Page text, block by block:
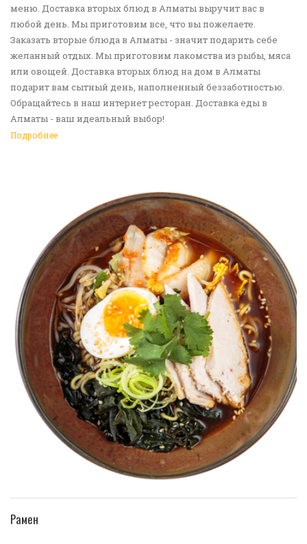
меню. Доставка вторых блюд в Алматы выручит вас в
любой день. Мы приготовим все, что вы пожелаете.
Заказать вторые блюда в Алматы - значит подарить себе
желанный отдых. Мы приготовим лакомства из рыбы, мяса
или овощей. Доставка вторых блюд на дом в Алматы
подарит вам сытный день, наполненный беззаботностью.
Обращайтесь в наш интернет ресторан. Доставка еды в
Алматы - ваш идеальный выбор!
Подробнее
Рамен